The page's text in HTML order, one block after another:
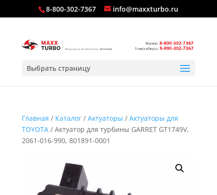
8-800-302-7367 info@maxxturbo.ru
Выбрать страницу
Главная / Каталог/ Актуаторы / Актуаторы для
TOYOTA/ Актуатор для турбины GARRET GT1749V,
2061-016-990, 801891-0001